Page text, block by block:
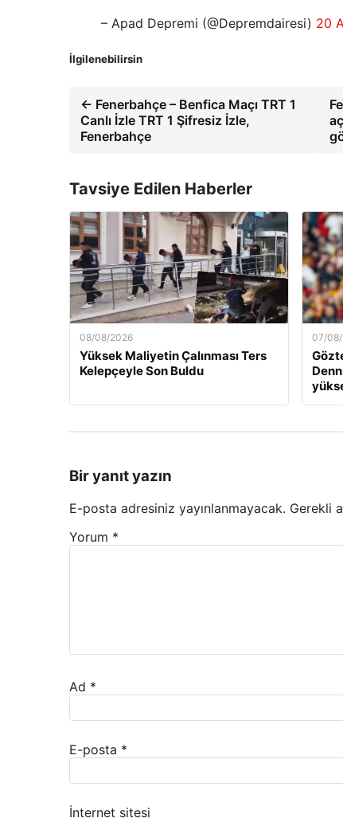
– Apad Depremi (@Depremdairesi) 20
İlgilenebilirsin
← Fenerbahçe – Benfica Maçı TRT 1
Canlı İzle TRT 1 Şifresiz İzle,
Fenerbahçe
Tavsiye Edilen Haberler
08/08/2026
Yüksek Maliyetin Çalınması Ters
Kelepçeyle Son Buldu
07/
Bir yanıt yazın
E-posta adresiniz yayınlanmayacak. Gerekli
Yorum *
Ad *
E-posta *
İnternet sitesi